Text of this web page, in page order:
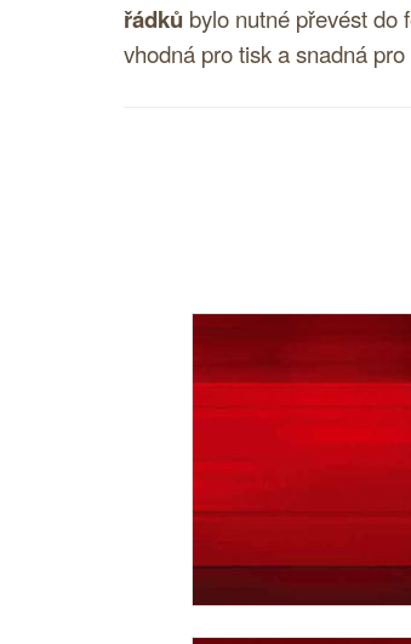
řádků bylo nutné převést do
vhodná pro tisk a snadná